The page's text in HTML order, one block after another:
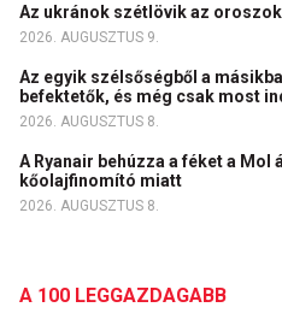
Az ukránok szétlövik az
2026. AUGUSZTUS 9.
Az egyik szélsőségből a
befektetők, és még csak most
2026. AUGUSZTUS 8.
A Ryanair behúzza a féket a
kőolajfinomító miatt
2026. AUGUSZTUS 8.
A 100 LEGGAZDAGABB